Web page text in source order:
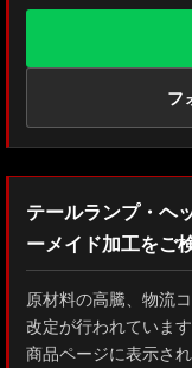
GDJ150W/151
ZVG11/ZSG10 カロー
GXPA16 MXPA12 GR
MXPH10/MXPA10/
MXPJ10/15 MXPB10/
フ
テールランプ・ヘ
ーメイド加工をご
原材料の高騰、物流
改定が行われています
商品ページに表示さ